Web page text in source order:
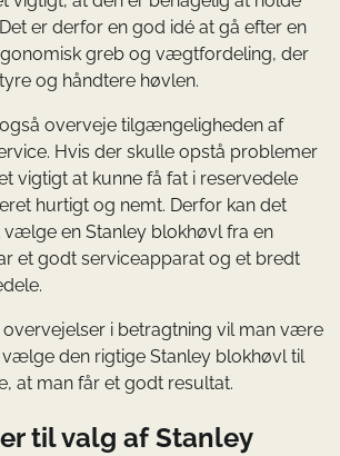
er derfor en god idé at gå efter en
greb og vægtfordeling, der
og håndtere høvlen.
overveje tilgængeligheden af
Hvis der skulle opstå problemer
vigtigt at kunne få fat i reservedele
hurtigt og nemt. Derfor kan det
en Stanley blokhøvl fra en
et godt serviceapparat og et bredt
overvejelser i betragtning vil man være
den rigtige Stanley blokhøvl til
at man får et godt resultat.
til valg af Stanley